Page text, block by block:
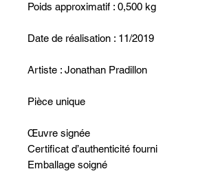
Poids approximatif : 0,500 kg
Date de réalisation : 11/2019
Artiste : Jonathan Pradillon
Pièce unique
Œuvre signée
Certificat d’authenticité fourni
Emballage soigné